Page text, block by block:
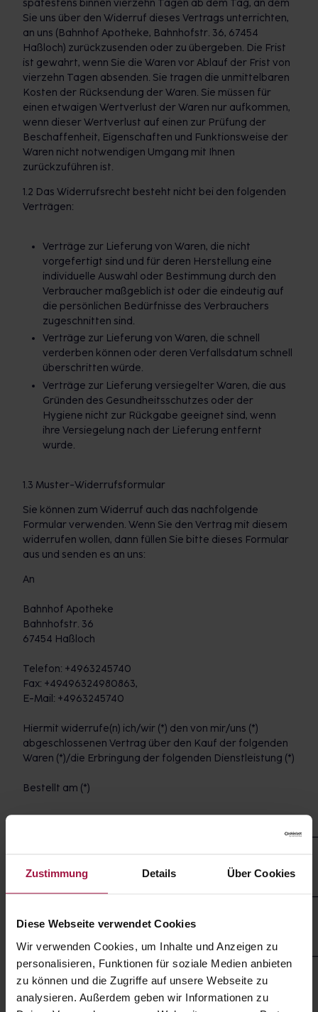
Zustimmung Details Über Cookies
Diese Webseite verwendet Cookies
Wir verwenden Cookies, um Inhalte und Anzeigen zu
personalisieren, Funktionen für soziale Medien anbieten
zu können und die Zugriffe auf unsere Webseite zu
analysieren. Außerdem geben wir Informationen zu
spätestens binnen vierzehn Tagen ab dem Tag, an dem
Sie uns über den Widerruf dieses Vertrags unterrichten,
an uns (Bahnhof Apotheke, Bahnhofstr. 36, 67454
Haßloch) zurückzusenden oder zu übergeben. Die Frist
ist gewahrt, wenn Sie die Waren vor Ablauf der Frist von
vierzehn Tagen absenden. Sie tragen die unmittelbaren
Kosten der Rücksendung der Waren. Sie müssen für
einen etwaigen Wertverlust der Waren nur aufkommen,
wenn dieser Wertverlust auf einen zur Prüfung der
Beschaffenheit, Eigenschaften und Funktionsweise der
Waren nicht notwendigen Umgang mit Ihnen
zurückzuführen ist.
1.2 Das Widerrufsrecht besteht nicht bei den folgenden
Verträgen:
Verträge zur Lieferung von Waren, die nicht
vorgefertigt sind und für deren Herstellung eine
individuelle Auswahl oder Bestimmung durch den
Verbraucher maßgeblich ist oder die eindeutig auf
die persönlichen Bedürfnisse des Verbrauchers
zugeschnitten sind.
Verträge zur Lieferung von Waren, die schnell
verderben können oder deren Verfallsdatum schnell
überschritten würde.
Verträge zur Lieferung versiegelter Waren, die aus
Gründen des Gesundheitsschutzes oder der
Hygiene nicht zur Rückgabe geeignet sind, wenn
ihre Versiegelung nach der Lieferung entfernt
wurde.
1.3 Muster-Widerrufsformular
Sie können zum Widerruf auch das nachfolgende
Formular verwenden. Wenn Sie den Vertrag mit diesem
widerrufen wollen, dann füllen Sie bitte dieses Formular
aus und senden es an uns:
An
Bahnhof Apotheke
Bahnhofstr. 36
67454 Haßloch
Telefon: +4963245740
Fax: +49496324980863,
E-Mail: +4963245740
Hiermit widerrufe(n) ich/wir (*) den von mir/uns (*)
abgeschlossenen Vertrag über den Kauf der folgenden
Waren (*)/die Erbringung der folgenden Dienstleistung (*)
Bestellt am (*)
Anschrift des/der Verbraucher(s)